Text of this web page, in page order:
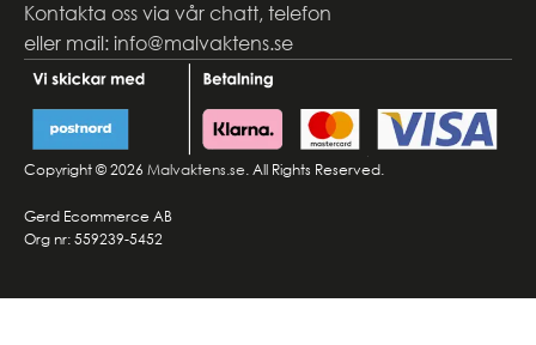
Kontakta oss via vår chatt, telefon
eller mail: info@malvaktens.se
Copyright © 2026 Malvaktens.se. All Rights Reserved.
Gerd Ecommerce AB
Org nr: 559239-5452